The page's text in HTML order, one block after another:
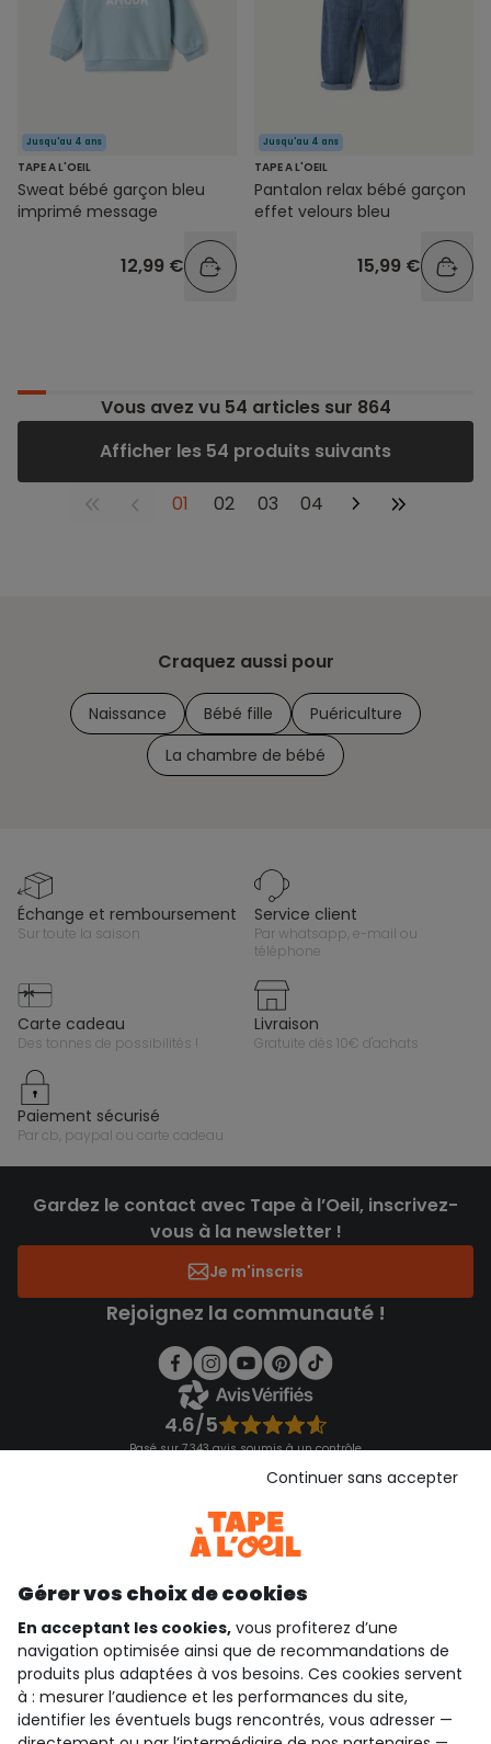
Jusqu'au 4 ans
TAPE A L'OEIL
Sweat bébé garçon bleu
imprimé message
12,99 €
Jusqu'au 4 ans
TAPE A L'OEIL
Pantalon relax bébé garçon
effet velours bleu
15,99 €
Vous avez vu 54 articles sur 864
Afficher les 54 produits suivants
01 02 03 04
Craquez aussi pour
Naissance Bébé fille
Puériculture
La chambre de bébé
échange et remboursement
sur toute la saison
service client
par whatsapp, e-mail ou
téléphone
carte cadeau
des tonnes de possibilités !
livraison
gratuite dès 10€ d'achats
paiement sécurisé
par cb, paypal ou carte cadeau
Gardez le contact avec Tape à l’Oeil, inscrivez-
vous à la newsletter !
Je m'inscris
Rejoignez la communauté !
4.6/5
Basé sur 7 343 avis soumis à un contrôle
Consulter les CGU
qui sommes-nous ?
besoin d'aide ?
Gérer vos choix de cookies
En acceptant les cookies, vous profiterez d’une
navigation optimisée ainsi que de recommandations de
produits plus adaptées à vos besoins. Ces cookies servent
à : mesurer l’audience et les performances du site,
identifier les éventuels bugs rencontrés, vous adresser —
Continuer sans accepter